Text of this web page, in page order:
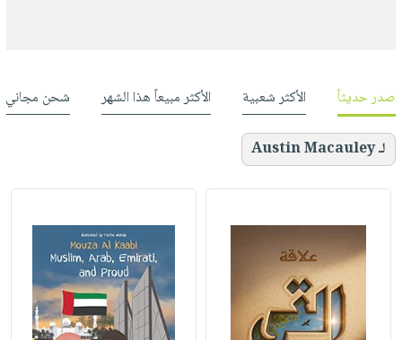
صدر حديثاً الأكثر شعبية الأكثر مبيعاً هذا الشهر شحن مجاني
لـ Austin Macauley